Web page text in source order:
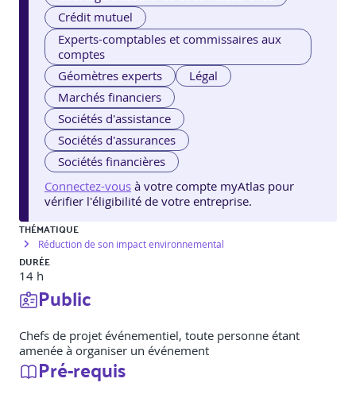
Crédit mutuel
Experts-comptables et commissaires aux
comptes
Géomètres experts
Légal
Marchés financiers
Sociétés d'assistance
Sociétés d'assurances
Sociétés financières
Connectez-vous à votre compte myAtlas pour
vérifier l'éligibilité de votre entreprise.
THÉMATIQUE
Réduction de son impact environnemental
DURÉE
14 h
Public
Chefs de projet événementiel, toute personne étant
amenée à organiser un événement
Pré-requis